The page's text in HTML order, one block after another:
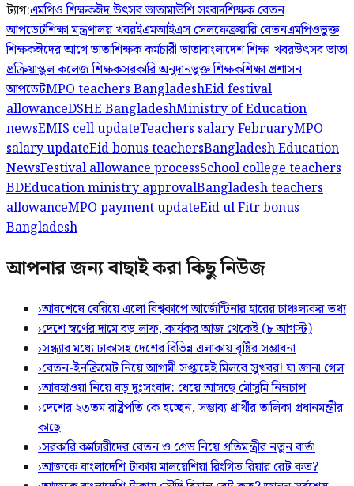
ট্যাগ:এমপিও শিক্ষকঈদ উৎসব ভাতামাউশি সংবাদশিক্ষক বেতন
আপডেটশিক্ষা মন্ত্রণালয় খবরইএমআইএস সেলফেব্রুয়ারি বেতনএমপিওভুক্ত
শিক্ষকঈদের আগে ভাতাশিক্ষক কর্মচারী ভাতাবাংলাদেশ শিক্ষা খবরউৎসব ভাতা
প্রক্রিয়াস্কুল কলেজ শিক্ষকসরকারি অনুদানভুক্ত শিক্ষকশিক্ষা প্রশাসন
আপডেটMPO teachers BangladeshEid festival
allowanceDSHE BangladeshMinistry of Education
newsEMIS cell updateTeachers salary FebruaryMPO
salary updateEid bonus teachersBangladesh Education
NewsFestival allowance processSchool college teachers
BDEducation ministry approvalBangladesh teachers
allowanceMPO payment updateEid ul Fitr bonus
Bangladesh
আপনার জন্য বাছাই করা কিছু নিউজ
›আবশেষে বেরিয়ে এলো বিশ্বকাপে আর্জেন্টিনার হারের চাঞ্চল্যকর তথ্য
›দেশে স্বর্ণের দামে বড় লাফ, কার্যকর আজ থেকেই (৮ আগস্ট)
›সন্ধ্যার মধ্যে ঢাকাসহ দেশের বিভিন্ন এলাকায় বৃষ্টির সম্ভাবনা
›বেতন-ইনক্রিমেট নিয়ে আগামী সপ্তাহেই মিলবে সুখবর! যা জানা গেল
›আবহাওয়া নিয়ে বড় দুঃসংবাদ: ধেয়ে আসছে মৌসুমি নিম্নচাপ
›দেশের ২৩তম রাষ্ট্রপতি কে হচ্ছেন, সম্ভাব্য প্রার্থীর তালিকা প্রধানমন্ত্রীর
কাছে
›সরকারি কর্মচারীদের বেতন ও গ্রেড নিয়ে প্রতিমন্ত্রীর নতুন বার্তা
›আজকে বাংলাদেশি টাকায় মালয়েশিয়া রিংগিত রিয়ার রেট কত?